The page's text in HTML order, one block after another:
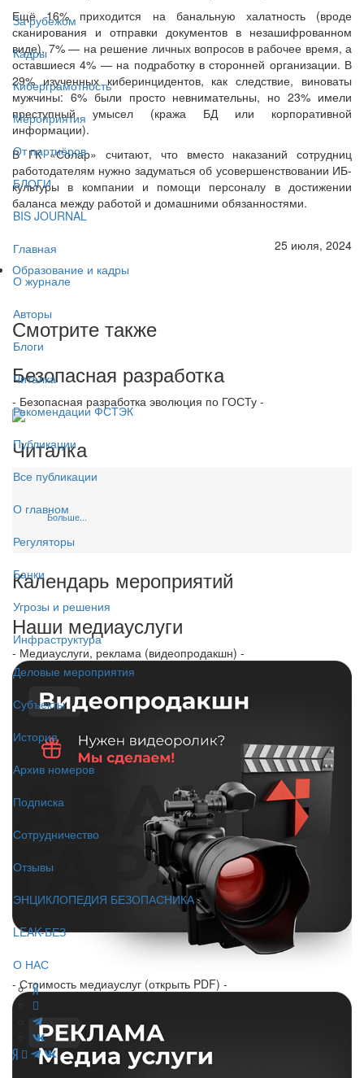
За рубежом
Кадры
Киберграмотность
Мероприятия
От партнёров
БЛОГИ
BIS JOURNAL
Главная
О журнале
Авторы
Блоги
Читалка
Рекомендации ФСТЭК
Публикации
Все публикации
О главном
Регуляторы
Банки
Угрозы и решения
Инфраструктура
Деловые мероприятия
Субъекты
История
Архив номеров
Подписка
Сотрудничество
Отзывы
ЭНЦИКЛОПЕДИЯ БЕЗОПАСНИКА
LEAK-БЕЗ
О НАС
Ещё 16% приходится на банальную халатность (вроде
сканирования и отправки документов в незашифрованном
виде), 7% — на решение личных вопросов в рабочее время, а
оставшиеся 4% — на подработку в сторонней организации. В
29% изученных киберинцидентов, как следствие, виноваты
мужчины: 6% были просто невнимательны, но 23% имели
преступный умысел (кража БД или корпоративной
информации).
В ГК «Солар» считают, что вместо наказаний сотрудниц
работодателям нужно задуматься об усовершенствовании ИБ-
культуры в компании и помощи персоналу в достижении
баланса между работой и домашними обязанностями.
25 июля, 2024
Образование и кадры
Смотрите также
Безопасная разработка
- Безопасная разработка эволюция по ГОСТу -
Читалка
Больше...
Календарь мероприятий
Наши медиауслуги
- Медиауслуги, реклама (видеопродакшн) -
- Стоимость медиауслуг (открыть PDF) -